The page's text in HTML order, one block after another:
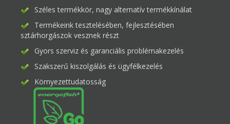
Széles termékkör, nagy alternatív termékkínálat
Termékeink tesztelésében, fejlesztésében
sztárhorgászok vesznek részt
Gyors szerviz és garanciális problémakezelés
Szakszerű kiszolgálás és ügyfélkezelés
Környezettudatosság